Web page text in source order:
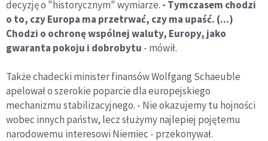
decyzję o "historycznym" wymiarze. - Tymczasem chodzi
o to, czy Europa ma przetrwać, czy ma upaść. (...)
Chodzi o ochronę wspólnej waluty, Europy, jako
gwaranta pokoju i dobrobytu - mówił.
Także chadecki minister finansów Wolfgang Schaeuble
apelował o szerokie poparcie dla europejskiego
mechanizmu stabilizacyjnego. - Nie okazujemy tu hojności
wobec innych państw, lecz służymy najlepiej pojętemu
narodowemu interesowi Niemiec - przekonywał.